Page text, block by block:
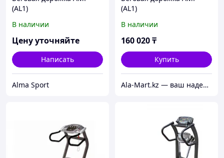
(AL1)
В наличии
Цену уточняйте
Написать
Alma Sport
(AL1)
В наличии
160 020₸
Купить
Ala-Mart.kz — ваш надежный партнер в мире качественных товаров.